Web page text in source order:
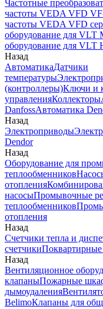
Частотные
частоты VEDA VFD
частоты VEDA VFD
оборудование для VLT
оборудование для VLT
Назад
АвтоматикаДатчики
температуры
(контроллеры)Ключи и
управленияКоллекторы
DanfossАвтоматика
Назад
Электроприводы
Dendor
Назад
Оборудование для
теплообменников
отопления
насосыПромывочные
теплообменников
отопления
Назад
Счетчики тепла и
счетчикиПоквартирные
Назад
Вентиляционное
клапаныПожарные
дымоудаления
BelimoКлапаны для